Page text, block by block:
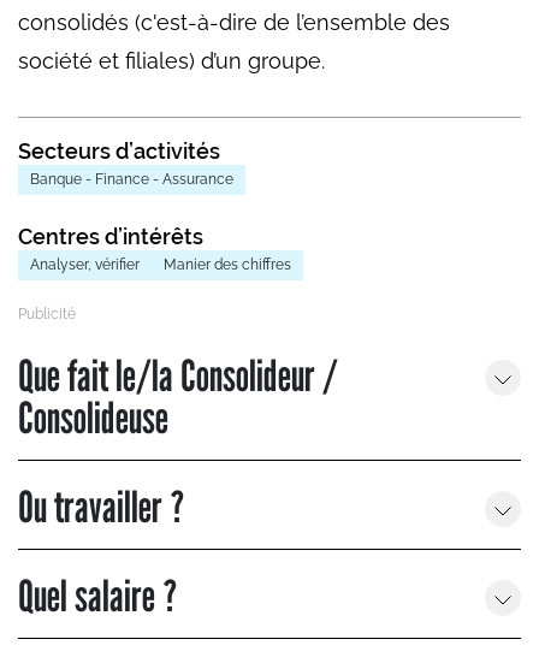
consolidés (c'est-à-dire de l’ensemble des
société et filiales) d’un groupe.
Secteurs d’activités
Banque - Finance - Assurance
Centres d’intérêts
Analyser, vérifier Manier des chiffres
Que fait le/la Consolideur /
Consolideuse
Ou travailler ?
Quel salaire ?